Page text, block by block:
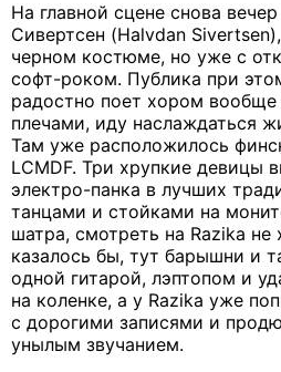
На главной сцене снова
Сивертсен (Halvdan
черном костюме, но уже с
софт-роком. Публика при
радостно поет хором
плечами, иду наслаждаться
Там уже расположилось
LCMDF. Три хрупкие девицы
электро-панка в лучших
танцами и стойками на
шатра, смотреть на Razika не
казалось бы, тут барышни и
одной гитарой, лэптопом и
на коленке, а у Razika уже
с дорогими записями и
унылым звучанием.